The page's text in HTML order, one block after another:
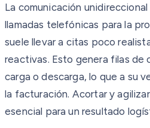
La comunicación
llamadas telefónicas para la
suele llevar a citas poco
reactivas. Esto genera filas de
carga o descarga, lo que a su
la facturación. Acortar y
esencial para un resultado